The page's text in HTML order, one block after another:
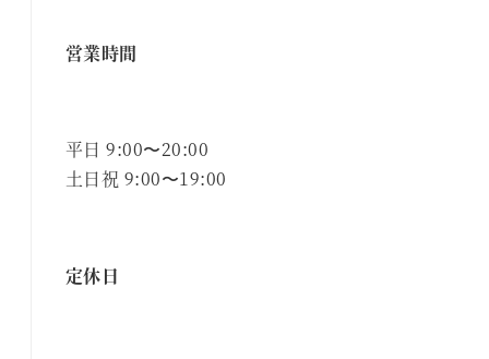
営業時間
平日 9:00〜20:00
土日祝 9:00〜19:00
定休日